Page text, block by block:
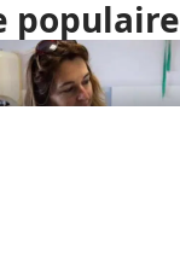
populaire